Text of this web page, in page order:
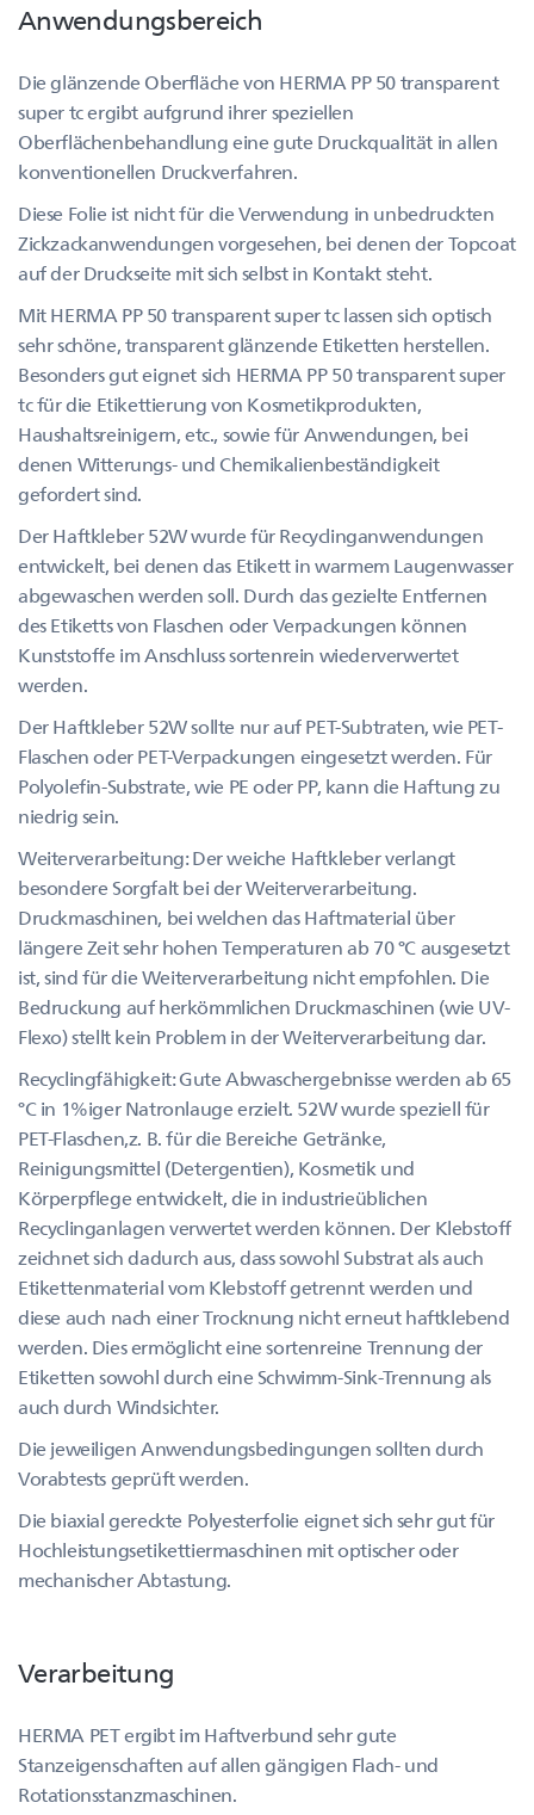
Anwendungsbereich
Die glänzende Oberfläche von HERMA PP 50 transparent
super tc ergibt aufgrund ihrer speziellen
Oberflächenbehandlung eine gute Druckqualität in allen
konventionellen Druckverfahren.
Diese Folie ist nicht für die Verwendung in unbedruckten
Zickzackanwendungen vorgesehen, bei denen der Topcoat
auf der Druckseite mit sich selbst in Kontakt steht.
Mit HERMA PP 50 transparent super tc lassen sich optisch
sehr schöne, transparent glänzende Etiketten herstellen.
Besonders gut eignet sich HERMA PP 50 transparent super
tc für die Etikettierung von Kosmetikprodukten,
Haushaltsreinigern, etc., sowie für Anwendungen, bei
denen Witterungs- und Chemikalienbeständigkeit
gefordert sind.
Der Haftkleber 52W wurde für Recyclinganwendungen
entwickelt, bei denen das Etikett in warmem Laugenwasser
abgewaschen werden soll. Durch das gezielte Entfernen
des Etiketts von Flaschen oder Verpackungen können
Kunststoffe im Anschluss sortenrein wiederverwertet
werden.
Der Haftkleber 52W sollte nur auf PET-Subtraten, wie PET-
Flaschen oder PET-Verpackungen eingesetzt werden. Für
Polyolefin-Substrate, wie PE oder PP, kann die Haftung zu
niedrig sein.
Weiterverarbeitung: Der weiche Haftkleber verlangt
besondere Sorgfalt bei der Weiterverarbeitung.
Druckmaschinen, bei welchen das Haftmaterial über
längere Zeit sehr hohen Temperaturen ab 70 °C ausgesetzt
ist, sind für die Weiterverarbeitung nicht empfohlen. Die
Bedruckung auf herkömmlichen Druckmaschinen (wie UV-
Flexo) stellt kein Problem in der Weiterverarbeitung dar.
Recyclingfähigkeit: Gute Abwaschergebnisse werden ab 65
°C in 1%iger Natronlauge erzielt. 52W wurde speziell für
PET-Flaschen,z. B. für die Bereiche Getränke,
Reinigungsmittel (Detergentien), Kosmetik und
Körperpflege entwickelt, die in industrieüblichen
Recyclinganlagen verwertet werden können. Der Klebstoff
zeichnet sich dadurch aus, dass sowohl Substrat als auch
Etikettenmaterial vom Klebstoff getrennt werden und
diese auch nach einer Trocknung nicht erneut haftklebend
werden. Dies ermöglicht eine sortenreine Trennung der
Etiketten sowohl durch eine Schwimm-Sink-Trennung als
auch durch Windsichter.
Die jeweiligen Anwendungsbedingungen sollten durch
Vorabtests geprüft werden.
Die biaxial gereckte Polyesterfolie eignet sich sehr gut für
Hochleistungsetikettiermaschinen mit optischer oder
mechanischer Abtastung.
Verarbeitung
HERMA PET ergibt im Haftverbund sehr gute
Stanzeigenschaften auf allen gängigen Flach- und
Rotationsstanzmaschinen.